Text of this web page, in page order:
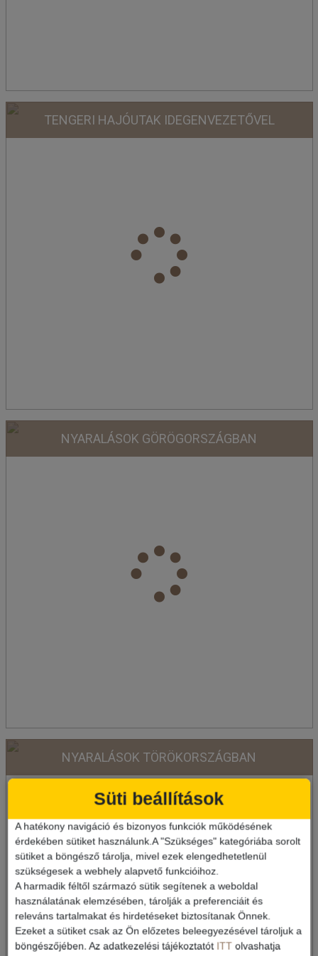
TENGERI HAJÓUTAK IDEGENVEZETŐVEL
NYARALÁSOK GÖRÖGORSZÁGBAN
NYARALÁSOK TÖRÖKORSZÁGBAN
Süti beállítások
A hatékony navigáció és bizonyos funkciók működésének
érdekében sütiket használunk.A "Szükséges" kategóriába sorolt
sütiket a böngésző tárolja, mivel ezek elengedhetetlenül
szükségesek a webhely alapvető funkcióihoz.
A harmadik féltől származó sütik segítenek a weboldal
használatának elemzésében, tárolják a preferenciáit és
releváns tartalmakat és hirdetéseket biztosítanak Önnek.
Ezeket a sütiket csak az Ön előzetes beleegyezésével tároljuk a
böngészőjében. Az adatkezelési tájékoztatót ITT olvashatja